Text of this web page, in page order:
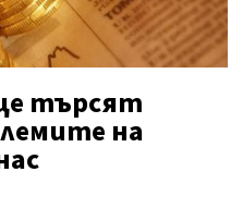
търсят
на